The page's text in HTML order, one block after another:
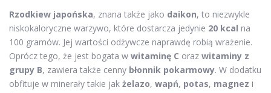
Rzodkiew japońska, znana także jako daikon, to niezwykle
niskokaloryczne warzywo, które dostarcza jedynie 20 kcal na
100 gramów. Jej wartości odżywcze naprawdę robią wrażenie.
Oprócz tego, że jest bogata w witaminę C oraz witaminy z
grupy B, zawiera także cenny błonnik pokarmowy. W dodatku
obfituje w minerały takie jak żelazo, wapń, potas, magnez i